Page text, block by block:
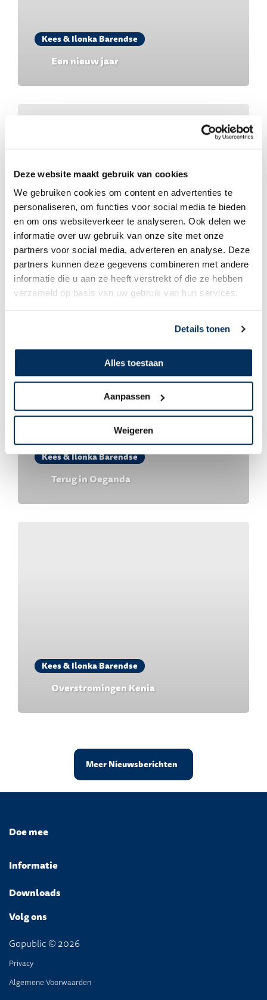
Deze website maakt gebruik van cookies
We gebruiken cookies om content en advertenties te
personaliseren, om functies voor social media te bieden
en om ons websiteverkeer te analyseren. Ook delen we
informatie over uw gebruik van onze site met onze
partners voor social media, adverteren en analyse. Deze
partners kunnen deze gegevens combineren met andere
informatie die u aan ze heeft verstrekt of die ze hebben
verzameld op basis van uw gebruik van hun services.
Details tonen
Alles toestaan
Aanpassen
Weigeren
Kees & Ilonka Barendse
Een nieuw jaar
Kees & Ilonka Barendse
Voorbereiding nieuwe staf
Kees & Ilonka Barendse
Terug in Oeganda
Kees & Ilonka Barendse
Overstromingen Kenia
Meer Nieuwsberichten
Doe mee
Informatie
Downloads
Volg ons
Gopublic © 2026
Privacy
Algemene Voorwaarden